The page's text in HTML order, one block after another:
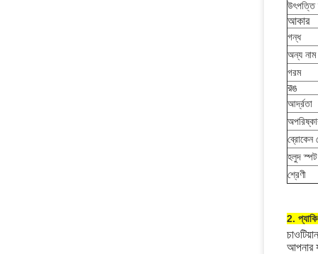
আকার
গন্ধ
অন্য নাম
গরম
রঙ
আর্দ্রতা
ব্রোকেন
হলুদ স্পট
শ্রেণী
2.
আপনার